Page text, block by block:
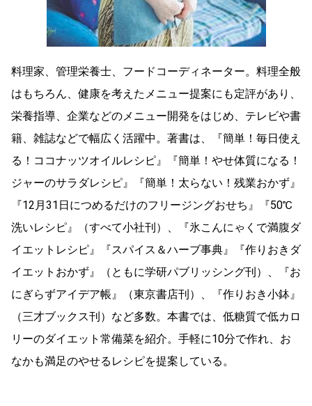
料理家、管理栄養士、フードコーディネーター。料理全般
はもちろん、健康を考えたメニュー提案にも定評があり、
栄養指導、企業などのメニュー開発をはじめ、テレビや書
籍、雑誌などで幅広く活躍中。著書は、『簡単！毎日使え
る！ココナッツオイルレシピ』『簡単！やせ体質になる！
ジャーのサラダレシピ』『簡単！太らない！残業おかず』
『12月31日につめるだけのフリージングおせち』『50℃
洗いレシピ』（すべて小社刊）、『氷こんにゃくで満腹ダ
イエットレシピ』『スパイス＆ハーブ事典』『作りおきダ
イエットおかず』（ともに学研パブリッシング刊）、『お
にぎらずアイデア帳』（東京書店刊）、『作りおき小鉢』
（三才ブックス刊）など多数。本書では、低糖質で低カロ
リーのダイエット常備菜を紹介。手軽に10分で作れ、お
なかも満足のやせるレシピを提案している。